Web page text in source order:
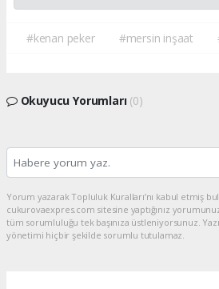
#kenan peker #mersin inşaat
Okuyucu Yorumları (0)
Yorum yazarak Topluluk Kuralları’nı kabul etmiş
cukurovaexpres.com sitesine yaptığınız
tüm sorumluluğu tek başınıza üstleniyorsunuz.
yönetimi hiçbir şekilde sorumlu tutulamaz.